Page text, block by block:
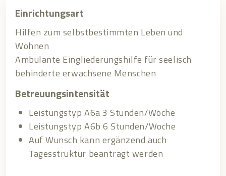
Einrichtungsart
Hilfen zum selbstbestimmten Leben und
Wohnen
Ambulante Eingliederungshilfe für seelisch
behinderte erwachsene Menschen
Betreuungsintensität
Leistungstyp A6a 3 Stunden/Woche
Leistungstyp A6b 6 Stunden/Woche
Auf Wunsch kann ergänzend auch
Tagesstruktur beantragt werden